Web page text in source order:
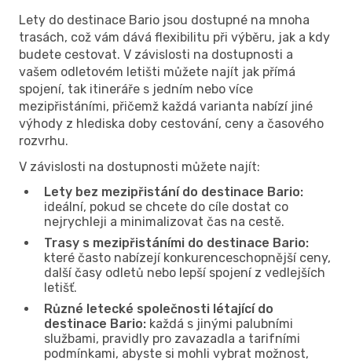
Lety do destinace Bario jsou dostupné na mnoha
trasách, což vám dává flexibilitu při výběru, jak a kdy
budete cestovat. V závislosti na dostupnosti a
vašem odletovém letišti můžete najít jak přímá
spojení, tak itineráře s jedním nebo více
mezipřistáními, přičemž každá varianta nabízí jiné
výhody z hlediska doby cestování, ceny a časového
rozvrhu.
V závislosti na dostupnosti můžete najít:
Lety bez mezipřistání do destinace Bario:
ideální, pokud se chcete do cíle dostat co
nejrychleji a minimalizovat čas na cestě.
Trasy s mezipřistáními do destinace Bario:
které často nabízejí konkurenceschopnější ceny,
další časy odletů nebo lepší spojení z vedlejších
letišť.
Různé letecké společnosti létající do
destinace Bario: každá s jinými palubními
službami, pravidly pro zavazadla a tarifními
podmínkami, abyste si mohli vybrat možnost,